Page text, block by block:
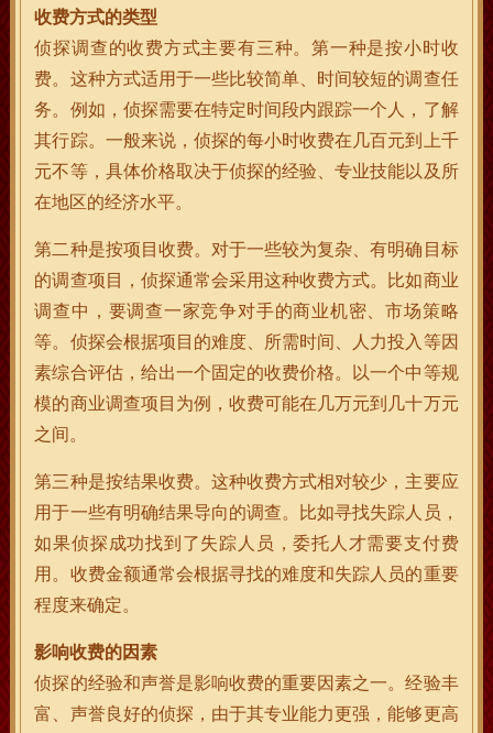
收费方式的类型
侦探调查的收费方式主要有三种。第一种是按小时收
费。这种方式适用于一些比较简单、时间较短的调查任
务。例如，侦探需要在特定时间段内跟踪一个人，了解
其行踪。一般来说，侦探的每小时收费在几百元到上千
元不等，具体价格取决于侦探的经验、专业技能以及所
在地区的经济水平。
第二种是按项目收费。对于一些较为复杂、有明确目标
的调查项目，侦探通常会采用这种收费方式。比如商业
调查中，要调查一家竞争对手的商业机密、市场策略
等。侦探会根据项目的难度、所需时间、人力投入等因
素综合评估，给出一个固定的收费价格。以一个中等规
模的商业调查项目为例，收费可能在几万元到几十万元
之间。
第三种是按结果收费。这种收费方式相对较少，主要应
用于一些有明确结果导向的调查。比如寻找失踪人员，
如果侦探成功找到了失踪人员，委托人才需要支付费
用。收费金额通常会根据寻找的难度和失踪人员的重要
程度来确定。
影响收费的因素
侦探的经验和声誉是影响收费的重要因素之一。经验丰
富、声誉良好的侦探，由于其专业能力更强，能够更高